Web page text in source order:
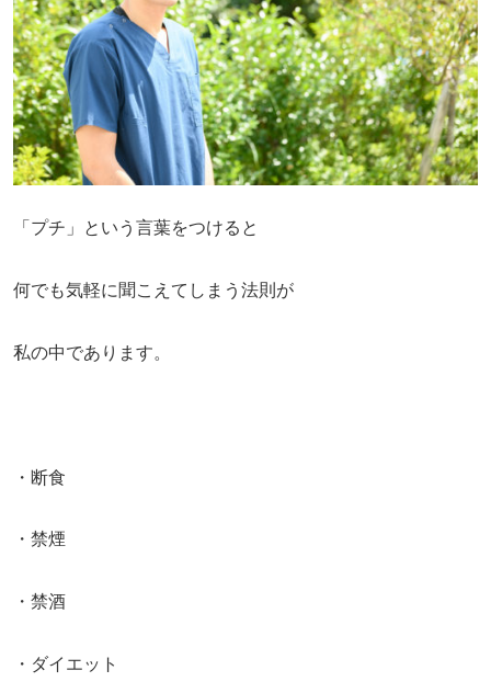
「プチ」という言葉をつけると
何でも気軽に聞こえてしまう法則が
私の中であります。
・断食
・禁煙
・禁酒
・ダイエット